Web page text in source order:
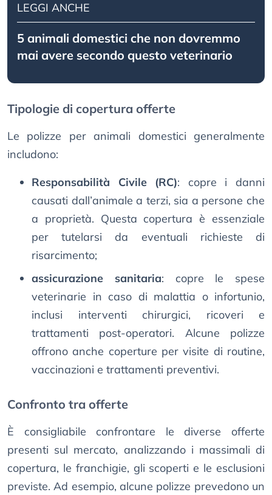
LEGGI ANCHE
5 animali domestici che non dovremmo
mai avere secondo questo veterinario
Tipologie di copertura offerte
Le polizze per animali domestici generalmente
includono:
Responsabilità Civile (RC): copre i danni
causati dall’animale a terzi, sia a persone che
a proprietà. Questa copertura è essenziale
per tutelarsi da eventuali richieste di
risarcimento;
assicurazione sanitaria: copre le spese
veterinarie in caso di malattia o infortunio,
inclusi interventi chirurgici, ricoveri e
trattamenti post-operatori. Alcune polizze
offrono anche coperture per visite di routine,
vaccinazioni e trattamenti preventivi.
Confronto tra offerte
È consigliabile confrontare le diverse offerte
presenti sul mercato, analizzando i massimali di
copertura, le franchigie, gli scoperti e le esclusioni
previste. Ad esempio, alcune polizze prevedono un